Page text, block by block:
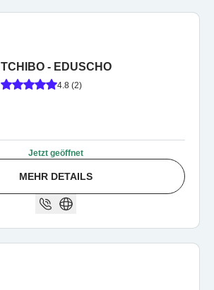
TCHIBO - EDUSCHO
4.8 (2)
Jetzt geöffnet
MEHR DETAILS